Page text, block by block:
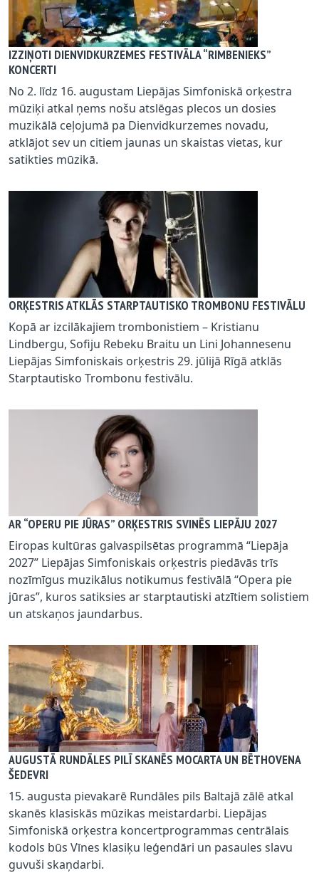
IZZIŅOTI DIENVIDKURZEMES FESTIVĀLA “RIMBENIEKS”
KONCERTI
No 2. līdz 16. augustam Liepājas Simfoniskā orķestra
mūziķi atkal ņems nošu atslēgas plecos un dosies
muzikālā ceļojumā pa Dienvidkurzemes novadu,
atklājot sev un citiem jaunas un skaistas vietas, kur
satikties mūzikā.
ORĶESTRIS ATKLĀS STARPTAUTISKO TROMBONU FESTIVĀLU
Kopā ar izcilākajiem trombonistiem – Kristianu
Lindbergu, Sofiju Rebeku Braitu un Lini Johannesenu
Liepājas Simfoniskais orķestris 29. jūlijā Rīgā atklās
Starptautisko Trombonu festivālu.
AR “OPERU PIE JŪRAS” ORĶESTRIS SVINĒS LIEPĀJU 2027
Eiropas kultūras galvaspilsētas programmā “Liepāja
2027” Liepājas Simfoniskais orķestris piedāvās trīs
nozīmīgus muzikālus notikumus festivālā “Opera pie
jūras”, kuros satiksies ar starptautiski atzītiem solistiem
un atskaņos jaundarbus.
AUGUSTĀ RUNDĀLES PILĪ SKANĒS MOCARTA UN BĒTHOVENA
ŠEDEVRI
15. augusta pievakarē Rundāles pils Baltajā zālē atkal
skanēs klasiskās mūzikas meistardarbi. Liepājas
Simfoniskā orķestra koncertprogrammas centrālais
kodols būs Vīnes klasiķu leģendāri un pasaules slavu
guvuši skaņdarbi.